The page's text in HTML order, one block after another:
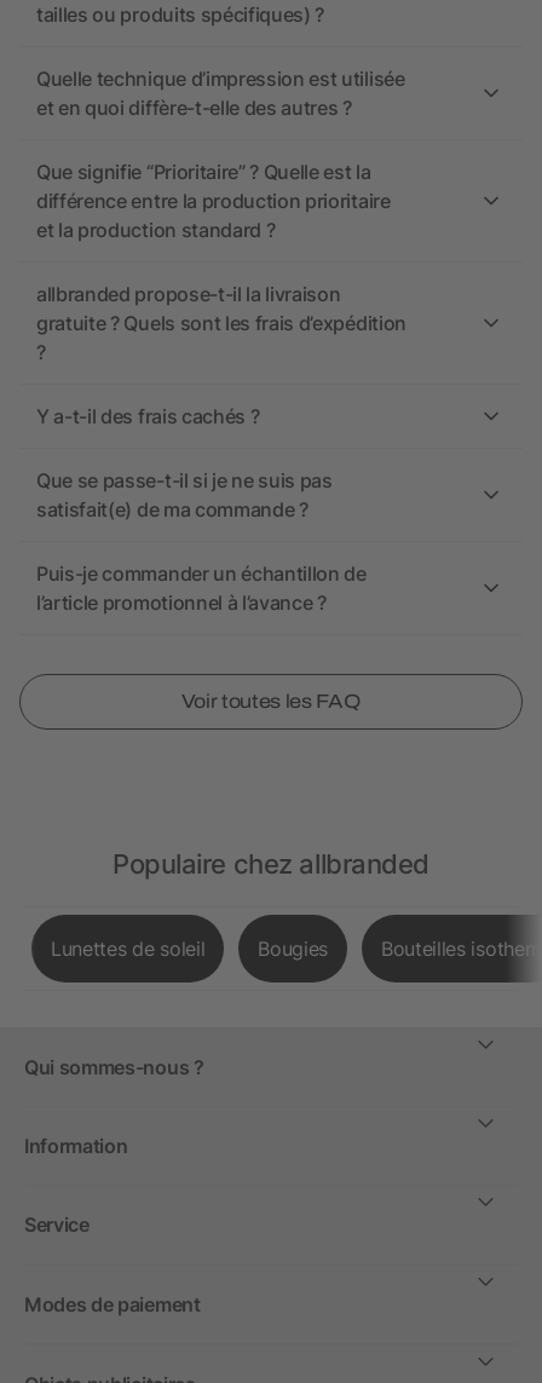
tailles ou produits spécifiques) ?
Quelle technique d’impression est utilisée
et en quoi diffère-t-elle des autres ?
Que signifie “Prioritaire” ? Quelle est la
différence entre la production prioritaire
et la production standard ?
allbranded propose-t-il la livraison
gratuite ? Quels sont les frais d’expédition
?
Y a-t-il des frais cachés ?
Que se passe-t-il si je ne suis pas
satisfait(e) de ma commande ?
Puis-je commander un échantillon de
l’article promotionnel à l’avance ?
Voir toutes les FAQ
Populaire chez allbranded
Lunettes de soleil Bougies Bouteilles
Qui sommes-nous ?
Information
Service
Modes de paiement